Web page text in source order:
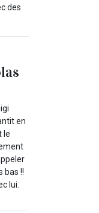
des
en
le
bas !!
lui.